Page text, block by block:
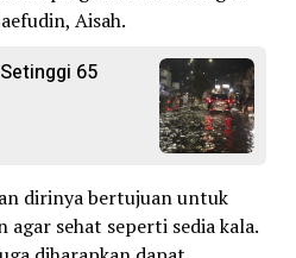
Aisah.
65
dirinya bertujuan untuk
agar sehat seperti sedia kala.